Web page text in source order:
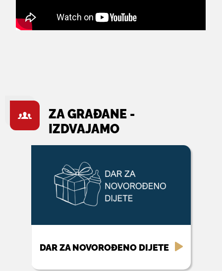
ZA GRAĐANE -
IZDVAJAMO
DAR ZA NOVOROĐENO DIJETE